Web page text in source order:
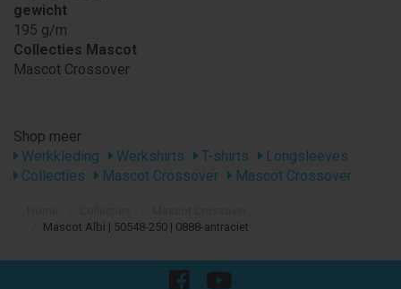
gewicht
195 g/m
Collecties Mascot
Mascot Crossover
Shop meer
Werkkleding
Werkshirts T-shirts
Longsleeves
Collecties
Mascot Crossover Mascot Crossover
Mascot Albi | 50548-250 | 0888-antraciet